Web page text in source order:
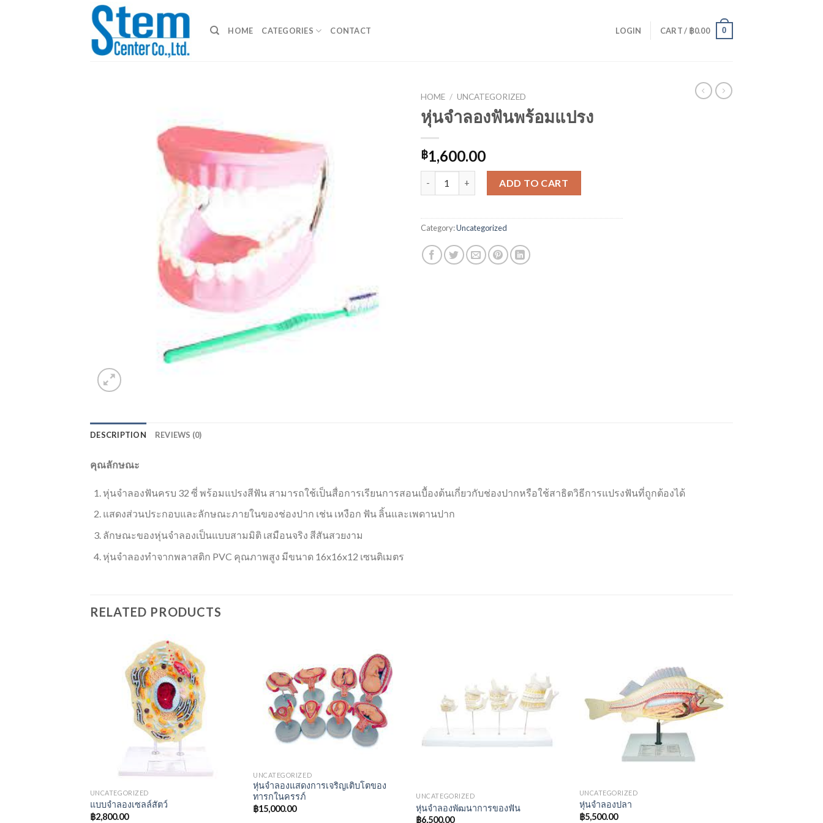
HOME CATEGORIES CONTACT LOGIN CART / ฿0.00 0
HOME / UNCATEGORIZED
หุ่นจำลองฟันพร้อมแปรง
฿1,600.00
ADD TO CART
Category:Uncategorized
DESCRIPTION REVIEWS (0)
คุณลักษณะ
หุ่นจำลองฟันครบ 32 ซี่ พร้อมแปรงสีฟัน สามารถใช้เป็นสื่อการเรียนการสอนเบื้องต้นเกี่ยวกับช่องปากหรือใช้สาธิตวิธีการแปรงฟันที่ถูกต้องได้
แสดงส่วนประกอบและลักษณะภายในของช่องปาก เช่น เหงือก ฟัน ลิ้นและเพดานปาก
ลักษณะของหุ่นจำลองเป็นแบบสามมิติ เสมือนจริง สีสันสวยงาม
หุ่นจำลองทำจากพลาสติก PVC คุณภาพสูง มีขนาด 16x16x12 เซนติเมตร
RELATED PRODUCTS
UNCATEGORIZED
แบบจำลองเซลล์สัตว์
฿2,800.00
UNCATEGORIZED
หุ่นจำลองแสดงการเจริญเติบโตของ
ทารกในครรภ์
฿15,000.00
UNCATEGORIZED
หุ่นจำลองพัฒนาการของฟัน
฿6,500.00
UNCATEGORIZED
หุ่นจำลองปลา
฿5,500.00